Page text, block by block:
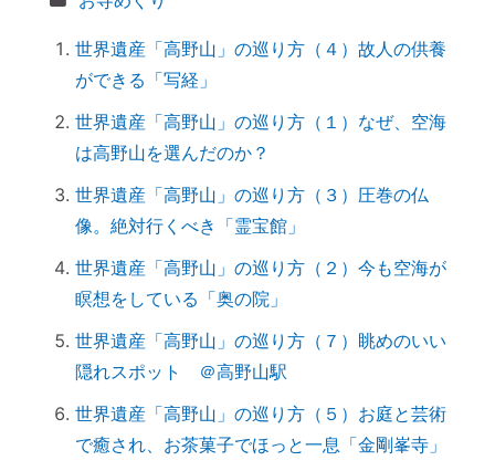
実はNG！？｜やってはいけない参拝マナ
ー７つ
「鉄分」と「温活」で開運♪～鉄瓶を再生
してみた
拭く活は「福活」
怒っている人は「困っている」人。自分に
「産土神社ヒーリング」の流れ
究極のアーシング。「砂浴」でデトックス
してきました（２）
究極のアーシング。「砂浴」でデトックス
してきました（１）
音で世界を整える「天才バイオリニスト
世界遺産「高野山」の巡り方（４）故人の供養
ができる「写経」
世界遺産「高野山」の巡り方（１）なぜ、空海
は高野山を選んだのか？
世界遺産「高野山」の巡り方（３）圧巻の仏
像。絶対行くべき「霊宝館」
世界遺産「高野山」の巡り方（２）今も空海が
瞑想をしている「奥の院」
世界遺産「高野山」の巡り方（７）眺めのいい
隠れスポット ＠高野山駅
世界遺産「高野山」の巡り方（５）お庭と芸術
で癒され、お茶菓子でほっと一息「金剛峯寺」